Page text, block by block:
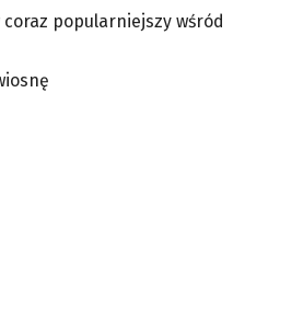
coraz popularniejszy wśród